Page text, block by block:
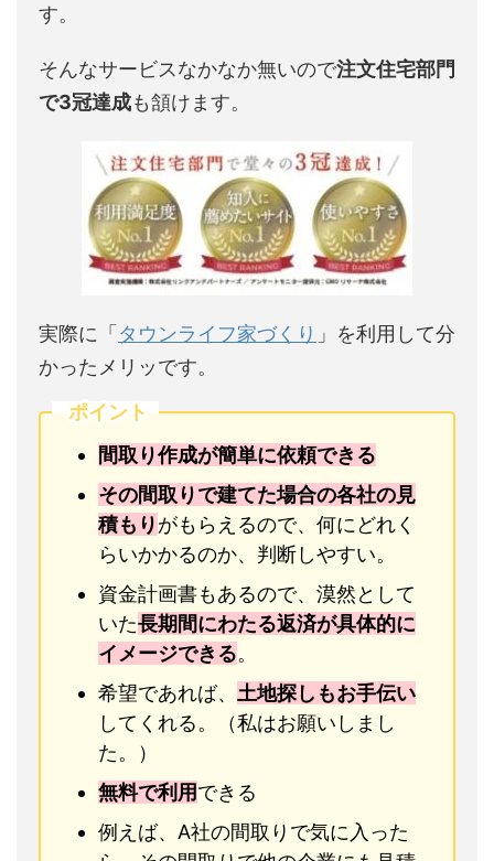
す。
そんなサービスなかなか無いので注文住宅部門
で3冠達成も頷けます。
実際に「 タウンライフ家づくり 」を利用して分
かったメリッです。
ポイント
間取り作成が簡単に依頼できる
その間取りで建てた場合の各社の見
積もりがもらえるので、何にどれく
らいかかるのか、判断しやすい。
資金計画書もあるので、漠然として
いた長期間にわたる返済が具体的に
イメージできる。
希望であれば、 土地探しもお手伝い
してくれる。（私はお願いしまし
た。）
無料で利用できる
例えば、A社の間取りで気に入った